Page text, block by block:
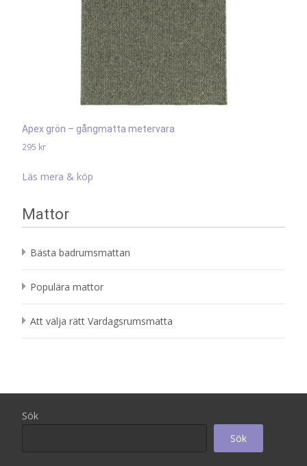
Apex grön – gångmatta metervara
295 kr
Läs mera & köp
Mattor
Bästa badrumsmattan
Populära mattor
Att välja rätt Vardagsrumsmatta
Sök
Sök